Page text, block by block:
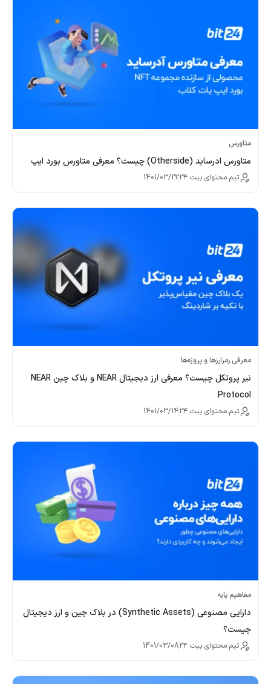
متاورس
متاورس ادرساید (Otherside) چیست؟ معرفی متاورس بورد ایپ
تیم محتوای بیت ۲۴ 1401/03/22
معرفی رمزارزها و پروژه‌ها
نیر پروتکل چیست؟ معرفی ارز دیجیتال NEAR و بلاک چین NEAR
Protocol
تیم محتوای بیت ۲۴ 1401/03/14
مفاهیم پایه
دارایی مصنوعی (Synthetic Assets) در بلاک چین و ارز دیجیتال
چیست؟
تیم محتوای بیت ۲۴ 1401/03/08